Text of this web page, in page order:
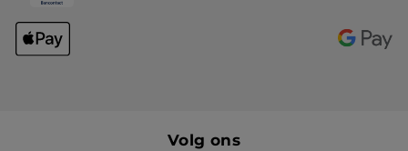
Volg ons